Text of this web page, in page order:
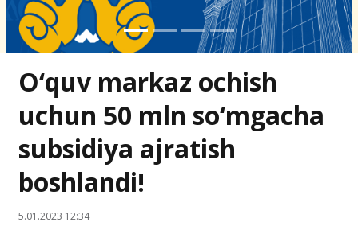
O‘quv markaz ochish
uchun 50 mln so‘mgacha
subsidiya ajratish
boshlandi!
5.01.2023 12:34